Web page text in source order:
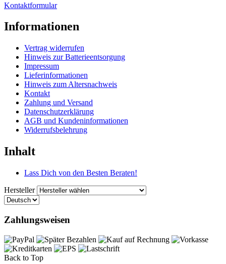
Kontaktformular
Informationen
Vertrag widerrufen
Hinweis zur Batterieentsorgung
Impressum
Lieferinformationen
Hinweis zum Altersnachweis
Kontakt
Zahlung und Versand
Datenschutzerklärung
AGB und Kundeninformationen
Widerrufsbelehrung
Inhalt
Lass Dich von den Besten Beraten!
Hersteller
Zahlungsweisen
Back to Top